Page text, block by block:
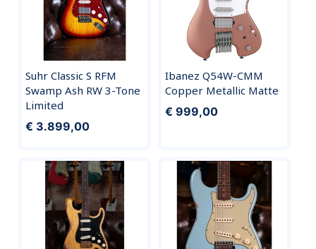
Suhr Classic S RFM
Swamp Ash RW 3-Tone
Limited
€ 3.899,00
Ibanez Q54W-CMM
Copper Metallic Matte
€ 999,00